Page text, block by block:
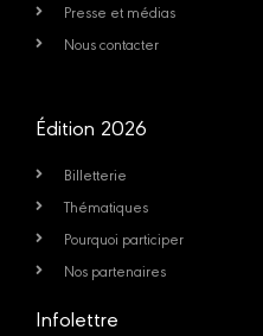
Presse et médias
Nous contacter
Édition 2026
Billetterie
Thématiques
Pourquoi participer
Nos partenaires
Infolettre